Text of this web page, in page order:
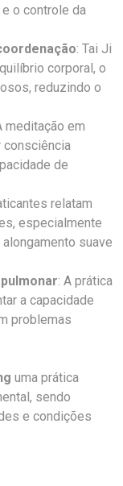
o controle da
: Tai Ji
corporal, o
reduzindo o
meditação em
consciência
de
relatam
especialmente
suave
: A prática
a capacidade
problemas
uma prática
sendo
e condições